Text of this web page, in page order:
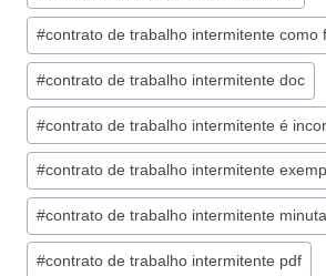
#contrato de trabalho intermitente como
#contrato de trabalho intermitente doc
#contrato de trabalho intermitente é
#contrato de trabalho intermitente
#contrato de trabalho intermitente minuta
#contrato de trabalho intermitente pdf